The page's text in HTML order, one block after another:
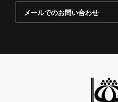
メールでのお問い合わせ